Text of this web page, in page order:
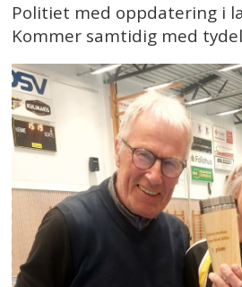
Politiet med oppdatering i
Kommer samtidig med